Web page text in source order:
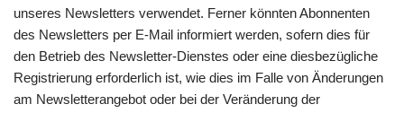
unseres Newsletters verwendet. Ferner könnten Abonnenten
des Newsletters per E-Mail informiert werden, sofern dies für
den Betrieb des Newsletter-Dienstes oder eine diesbezügliche
Registrierung erforderlich ist, wie dies im Falle von Änderungen
am Newsletterangebot oder bei der Veränderung der